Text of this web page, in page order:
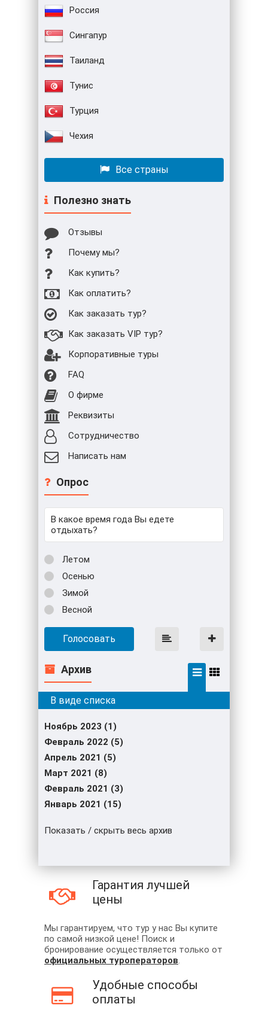
Россия
Сингапур
Таиланд
Тунис
Турция
Чехия
Все страны
Полезно знать
Отзывы
Почему мы?
Как купить?
Как оплатить?
Как заказать тур?
Как заказать VIP тур?
Корпоративные туры
FAQ
О фирме
Реквизиты
Сотрудничество
Написать нам
Опрос
В какое время года Вы едете
отдыхать?
Летом
Осенью
Зимой
Весной
Голосовать
Архив
Ноябрь 2023 (1)
Февраль 2022 (5)
Апрель 2021 (5)
Март 2021 (8)
Февраль 2021 (3)
Январь 2021 (15)
Показать / скрыть весь архив
Гарантия лучшей
цены
Мы гарантируем, что тур у нас Вы купите
по самой низкой цене! Поиск и
бронирование осуществляется только от
официальных туроператоров.
Удобные способы
оплаты